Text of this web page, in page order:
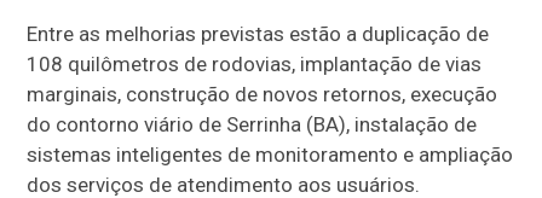
Entre as melhorias previstas estão a duplicação de
108 quilômetros de rodovias, implantação de vias
marginais, construção de novos retornos, execução
do contorno viário de Serrinha (BA), instalação de
sistemas inteligentes de monitoramento e ampliação
dos serviços de atendimento aos usuários.